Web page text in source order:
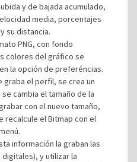
y de bajada acumulado,
media, porcentajes
su distancia.
PNG, con fondo
colores del gráfico se
la opción de preferéncias.
graba el perfil, se crea un
cambia el tamaño de la
con el nuevo tamaño,
recalcule el Bitmap con el
información la graban las
y utilizar la